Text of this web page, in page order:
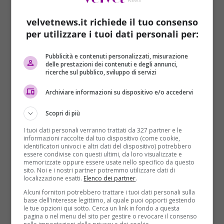
Cronaca
Donald Trump attaccato da un’aquila
durante uno spot: per la Rete è un segno
Si può tranquillamente dire che lo spot elettorale di
Donald Trump non sia andato come previsto. Il...
Read More
ARTICOLI RECENTI
velvetnews.it richiede il tuo consenso
per utilizzare i tuoi dati personali per:
Pubblicità e contenuti personalizzati, misurazione
delle prestazioni dei contenuti e degli annunci,
ricerche sul pubblico, sviluppo di servizi
Archiviare informazioni su dispositivo e/o accedervi
Scopri di più
I tuoi dati personali verranno trattati da 327 partner e le
informazioni raccolte dal tuo dispositivo (come cookie,
identificatori univoci e altri dati del dispositivo) potrebbero
essere condivise con questi ultimi, da loro visualizzate e
memorizzate oppure essere usate nello specifico da questo
sito. Noi e i nostri partner potremmo utilizzare dati di
localizzazione esatti. Elenco dei partner.
Alcuni fornitori potrebbero trattare i tuoi dati personali sulla
base dell'interesse legittimo, al quale puoi opporti gestendo
le tue opzioni qui sotto. Cerca un link in fondo a questa
pagina o nel menu del sito per gestire o revocare il consenso